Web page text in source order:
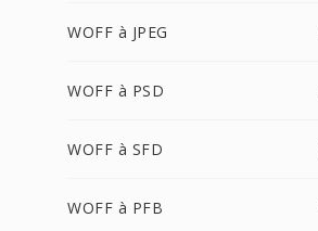
WOFF à JPEG
WOFF à PSD
WOFF à SFD
WOFF à PFB